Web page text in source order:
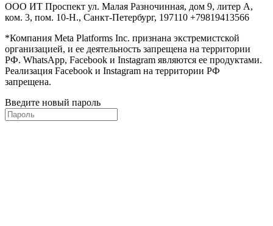
ООО ИТ Проспект ул. Малая Разночинная, дом 9, литер А,
ком. 3, пом. 10-Н., Санкт-Петербург, 197110 +79819413566
*Компания Meta Platforms Inc. признана экстремистской
организацией, и ее деятельность запрещена на территории
РФ. WhatsApp, Facebook и Instagram являются ее продуктами.
Реализация Facebook и Instagram на территории РФ
запрещена.
Введите новый пароль